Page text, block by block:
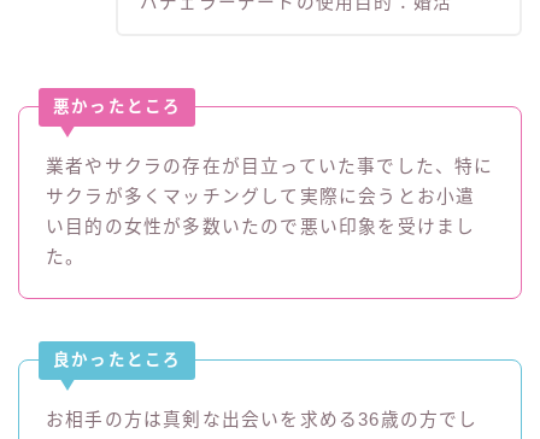
悪かったところ
業者やサクラの存在が目立っていた事でした、特に
サクラが多くマッチングして実際に会うとお小遣
い目的の女性が多数いたので悪い印象を受けまし
た。
良かったところ
お相手の方は真剣な出会いを求める36歳の方でし